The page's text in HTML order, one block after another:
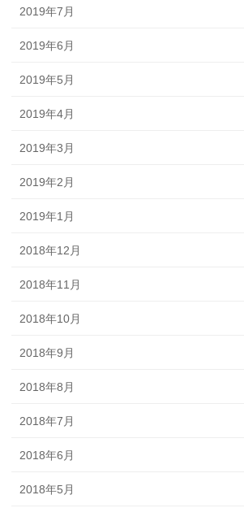
2019年7月
2019年6月
2019年5月
2019年4月
2019年3月
2019年2月
2019年1月
2018年12月
2018年11月
2018年10月
2018年9月
2018年8月
2018年7月
2018年6月
2018年5月